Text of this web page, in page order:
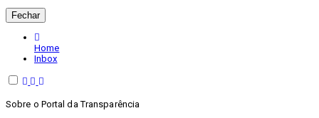
Fechar
Home
Inbox
Sobre o Portal da Transparência